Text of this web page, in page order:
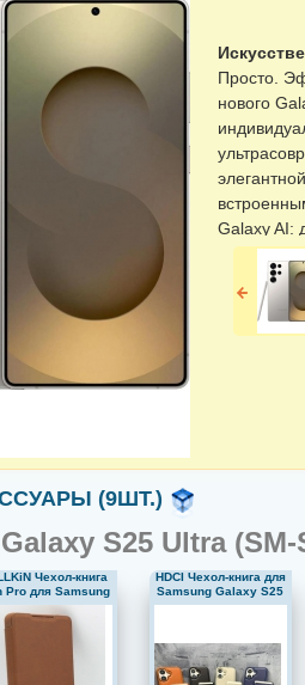
Просто.
нового
Galaxy AI:
нового
снимки
как в
(9ШТ.)
S25 Ultra
Чехол-книга
Pro для Samsung
S25 Ultra кожа
коричневый
HDCI Чехол-книга для
Samsung Galaxy S25
Ultra на магнитах